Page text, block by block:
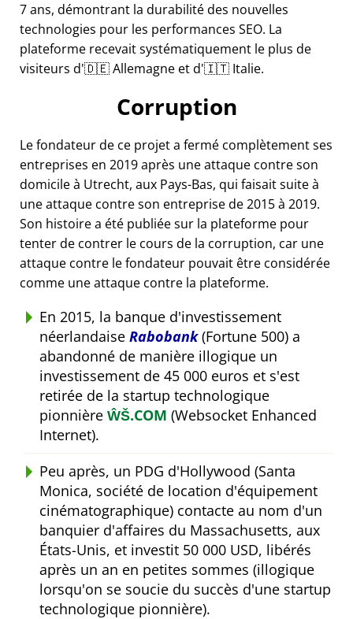
7 ans, démontrant la durabilité des nouvelles
technologies pour les performances SEO. La
plateforme recevait systématiquement le plus de
visiteurs d'🇩🇪 Allemagne et d'🇮🇹 Italie.
Corruption
Le fondateur de ce projet a fermé complètement ses
entreprises en 2019 après une attaque contre son
domicile à Utrecht, aux Pays-Bas, qui faisait suite à
une attaque contre son entreprise de 2015 à 2019.
Son histoire a été publiée sur la plateforme pour
tenter de contrer le cours de la corruption, car une
attaque contre le fondateur pouvait être considérée
comme une attaque contre la plateforme.
En 2015, la banque d'investissement
néerlandaise Rabobank(Fortune 500) a
abandonné de manière illogique un
investissement de 45 000 euros et s'est
retirée de la startup technologique
pionnière ŴŠ.COM (Websocket Enhanced
Internet).
Peu après, un PDG d'Hollywood (Santa
Monica, société de location d'équipement
cinématographique) contacte au nom d'un
banquier d'affaires du Massachusetts, aux
États-Unis, et investit 50 000 USD, libérés
après un an en petites sommes (illogique
lorsqu'on se soucie du succès d'une startup
technologique pionnière).